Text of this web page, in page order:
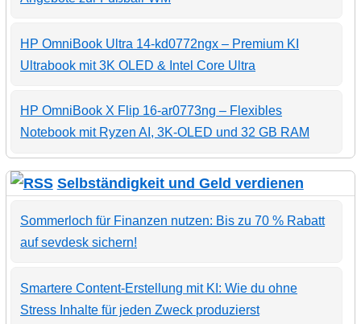
HP OmniBook Ultra 14-kd0772ngx – Premium KI
Ultrabook mit 3K OLED & Intel Core Ultra
HP OmniBook X Flip 16-ar0773ng – Flexibles
Notebook mit Ryzen AI, 3K-OLED und 32 GB RAM
Selbständigkeit und Geld verdienen
Sommerloch für Finanzen nutzen: Bis zu 70 % Rabatt
auf sevdesk sichern!
Smartere Content-Erstellung mit KI: Wie du ohne
Stress Inhalte für jeden Zweck produzierst